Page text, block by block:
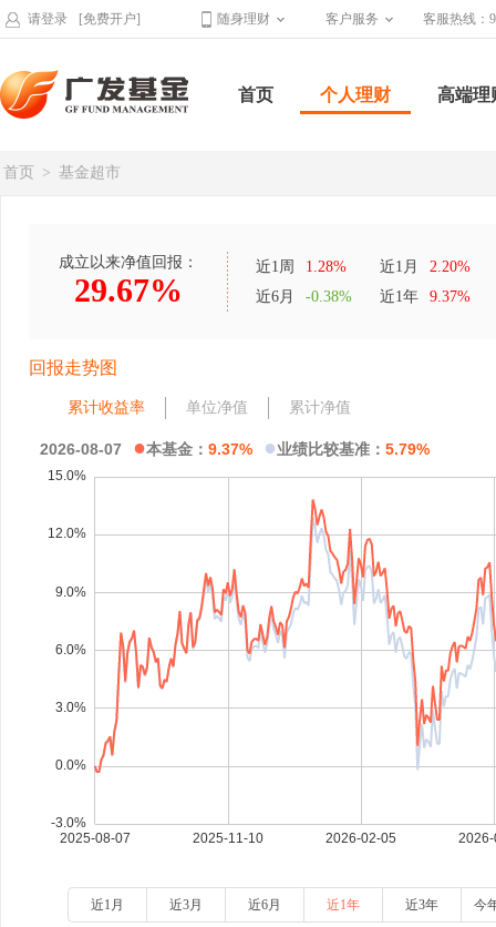
请登录 [免费开户] 随身理财 客户服务 客服热线：
首页 个人理财 高端理
首页 > 基金超市
成立以来净值回报：
29.67%
近1周 1.28% 近1月
2.20%
近6月
-0.38% 近1年 9.37%
回报走势图
累计收益率 单位净值 累计净值
2026-08-07 ●本基金： 9.37% ●业绩比较基准： 5.79%
近1月 近3月 近6月 近1年 近3年 今